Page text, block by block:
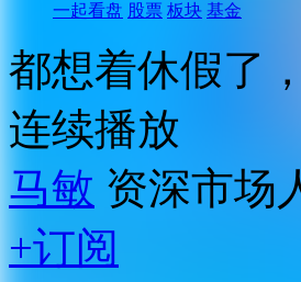
一起看盘 股票 板块 基金
都想着休假了
连续播放
马敏 资深市场
+订阅